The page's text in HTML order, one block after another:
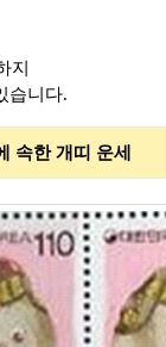
지
습니다.
개띠 운세